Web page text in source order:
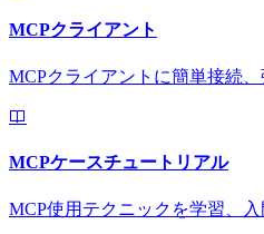
MCPクライアント
MCPクライアントに簡単接続
MCPケースチュートリアル
MCP使用テクニックを学習、